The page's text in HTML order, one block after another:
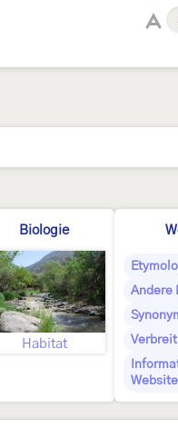
Biologie
Habitat
Andere